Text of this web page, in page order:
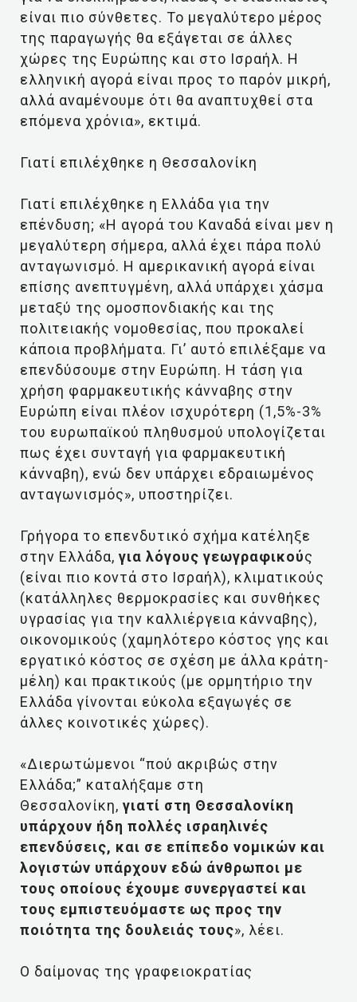
είναι πιο σύνθετες. Το μεγαλύτερο μέρος
της παραγωγής θα εξάγεται σε άλλες
χώρες της Ευρώπης και στο Ισραήλ. Η
ελληνική αγορά είναι προς το παρόν μικρή,
αλλά αναμένουμε ότι θα αναπτυχθεί στα
επόμενα χρόνια», εκτιμά.
Γιατί επιλέχθηκε η Θεσσαλονίκη
Γιατί επιλέχθηκε η Ελλάδα για την
επένδυση; «Η αγορά του Καναδά είναι μεν η
μεγαλύτερη σήμερα, αλλά έχει πάρα πολύ
ανταγωνισμό. Η αμερικανική αγορά είναι
επίσης ανεπτυγμένη, αλλά υπάρχει χάσμα
μεταξύ της ομοσπονδιακής και της
πολιτειακής νομοθεσίας, που προκαλεί
κάποια προβλήματα. Γι’ αυτό επιλέξαμε να
επενδύσουμε στην Ευρώπη. Η τάση για
χρήση φαρμακευτικής κάνναβης στην
Ευρώπη είναι πλέον ισχυρότερη (1,5%-3%
του ευρωπαϊκού πληθυσμού υπολογίζεται
πως έχει συνταγή για φαρμακευτική
κάνναβη), ενώ δεν υπάρχει εδραιωμένος
ανταγωνισμός», υποστηρίζει.
Γρήγορα το επενδυτικό σχήμα κατέληξε
στην Ελλάδα, για λόγους γεωγραφικούς
(είναι πιο κοντά στο Ισραήλ), κλιματικούς
(κατάλληλες θερμοκρασίες και συνθήκες
υγρασίας για την καλλιέργεια κάνναβης),
οικονομικούς (χαμηλότερο κόστος γης και
εργατικό κόστος σε σχέση με άλλα κράτη-
μέλη) και πρακτικούς (με ορμητήριο την
Ελλάδα γίνονται εύκολα εξαγωγές σε
άλλες κοινοτικές χώρες).
«Διερωτώμενοι “πού ακριβώς στην
Ελλάδα;” καταλήξαμε στη
Θεσσαλονίκη, γιατί στη Θεσσαλονίκη
υπάρχουν ήδη πολλές ισραηλινές
επενδύσεις, και σε επίπεδο νομικών και
λογιστών υπάρχουν εδώ άνθρωποι με
τους οποίους έχουμε συνεργαστεί και
τους εμπιστευόμαστε ως προς την
ποιότητα της δουλειάς τους», λέει.
Ο δαίμονας της γραφειοκρατίας